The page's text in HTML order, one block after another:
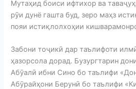
Мутаҳид боиси ифтихор ва
рӯи дунё гашта буд, зеро маҳз
пояи истиқлолхоҳии
Забони тоҷикӣ дар таълифоти
ҳазорсола дорад. Бузургтарин
Абӯалӣ ибни Сино бо таълифи
Абӯрайҳони Берунӣ бо таълифи